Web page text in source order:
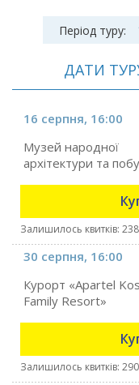
Період туру:
ДАТИ
16 серпня, 16:00
Музей народної
архітектури та
Залишилось квитків: 238
30 серпня, 16:00
Курорт «Apartel
Family Resort»
Залишилось квитків: 290